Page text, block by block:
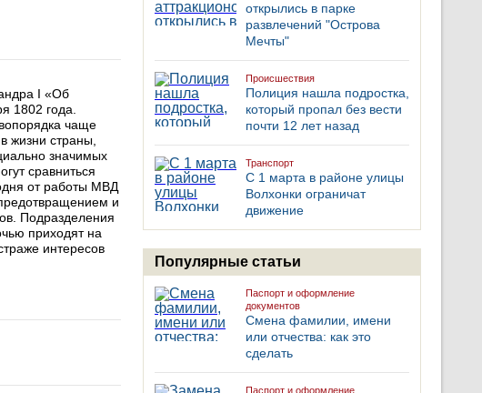
открылись в парке
развлечений "Острова
Мечты"
Происшествия
Полиция нашла подростка,
который пропал без вести
почти 12 лет назад
Транспорт
С 1 марта в районе улицы
Волхонки ограничат
движение
Популярные статьи
Паспорт и оформление
документов
Смена фамилии, имени
или отчества: как это
сделать
Паспорт и оформление
I «Об
1802 года.
чаще
жизни страны,
значимых
сравниться
от работы МВД
и
Подразделения
приходят на
интересов